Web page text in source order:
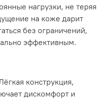
нагрузки, не теряя
на коже дарит
без ограничений,
эффективным.
конструкция,
дискомфорт и